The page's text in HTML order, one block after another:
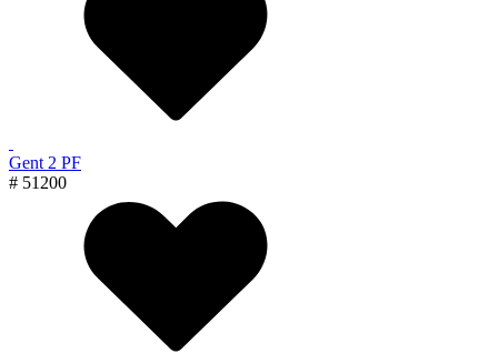
Gent 2 PF
# 51200